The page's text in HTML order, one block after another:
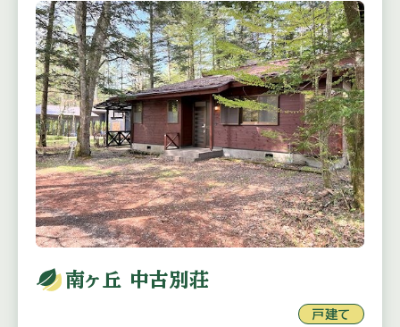
南ヶ丘 中古別荘
戸建て